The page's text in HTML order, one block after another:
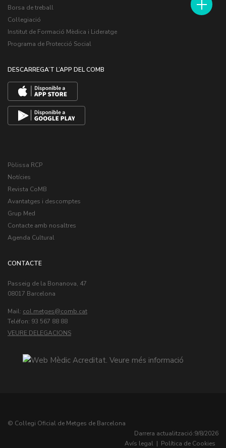
Borsa de treball
Col·legiació
Institut de Formació Mèdica i Lideratge
Programa de Protecció Social
DESCARREGA’T L’APP DEL COMB
Pòlissa RCP
Notícies
Revista CoMB
Avantatges i descomptes
Grup Med
Contacte amb nosaltres
Agenda Cultural
CONTACTE
Passeig de la Bonanova, 47
08017 Barcelona
Mail: col.metges
Teléfon: 93 567 88 88
VEURE DELEGACIONS
© Col·legi Oficial de Metges de Barcelona
Darrera actualització:9/8/2026
Avís legal | Política de Cookies